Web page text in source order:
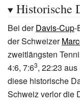
Historische
Bei derDavis-Cup-
der Schweizer
zweitlängsten
4:6, 7:63, 22:23
diese historische
Schweiz verlor die